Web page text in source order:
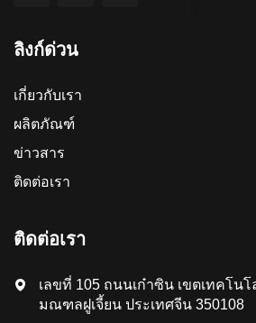
ลิงก์ด่วน
เกี่ยวกับเรา
ผลิตภัณฑ์
ข่าวสาร
ติดต่อเรา
ติดต่อเรา
เลขที่ 105 ถนนเก๋าซิน เขตเทคโนโ
มณฑลฝูเจี้ยน ประเทศจีน 350108